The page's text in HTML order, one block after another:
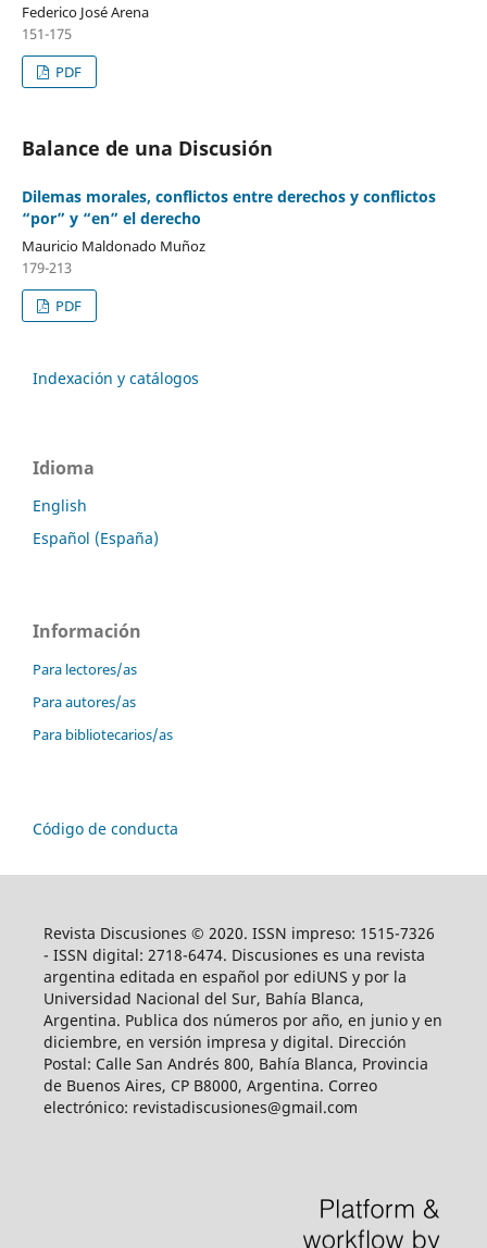
Federico José Arena
151-175
PDF
Balance de una Discusión
Dilemas morales, conflictos entre derechos y conflictos
“por” y “en” el derecho
Mauricio Maldonado Muñoz
179-213
PDF
Indexación y catálogos
Idioma
English
Español (España)
Información
Para lectores/as
Para autores/as
Para bibliotecarios/as
Código de conducta
Revista Discusiones © 2020. ISSN impreso: 1515-7326
- ISSN digital: 2718-6474. Discusiones es una revista
argentina editada en español por ediUNS y por la
Universidad Nacional del Sur, Bahía Blanca,
Argentina. Publica dos números por año, en junio y en
diciembre, en versión impresa y digital. Dirección
Postal: Calle San Andrés 800, Bahía Blanca, Provincia
de Buenos Aires, CP B8000, Argentina. Correo
electrónico: revistadiscusiones@gmail.com